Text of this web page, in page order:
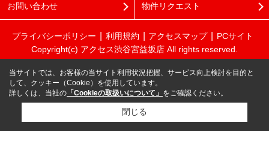
お問い合わせ 物件リクエスト
プライバシーポリシー 利用規約 アクセスマップ
PCサイト
Copyright(c) アクセス渋谷宮益坂店 All rights reserved.
当サイトでは、お客様の当サイト利用状況把握、サービス向上検討を目的と
して、クッキー（Cookie）を使用しています。
詳しくは、当社の 「Cookieの取扱いについて」 をご確認ください。
閉じる